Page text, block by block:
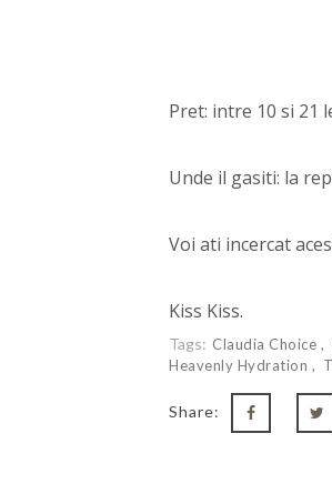
Pret: intre 10 si 21
Unde il gasiti: la
Voi ati incercat
Kiss Kiss.
Tags: Claudia Choice
Heavenly Hydration
Share: